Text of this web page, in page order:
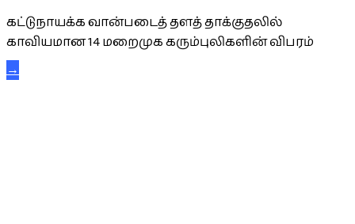
கட்டுநாயக்க வான்படைத் தளத் தாக்குதலில்
காவியமான 14 மறைமுக கரும்புலிகளின் விபரம்
→